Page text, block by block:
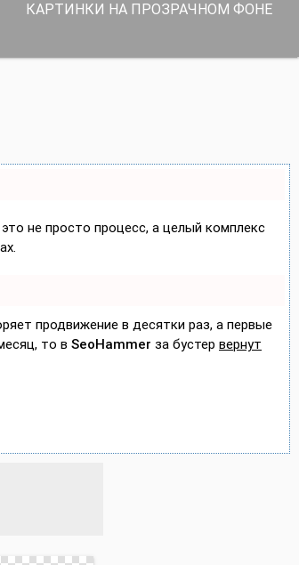
КАРТИНКИ НА ПРОЗРАЧНОМ ФОНЕ
не просто процесс, а целый комплекс
продвижение в десятки раз, а первые
то в SeoHammer за бустер вернут